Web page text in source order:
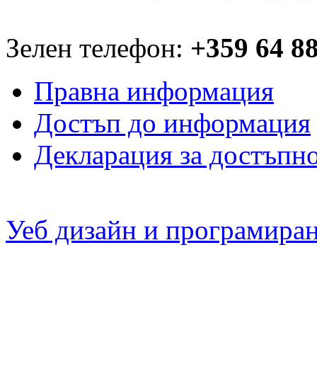
Зелен телефон: +359 64
Правна информация
Достъп до информация
Декларация за
Уеб дизайн и